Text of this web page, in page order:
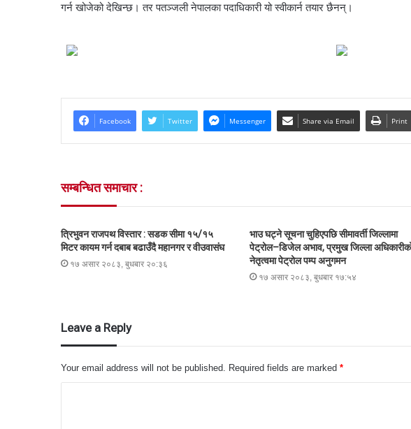
गर्न खोजेको देखिन्छ। तर पतञ्जली नेपालका पदाधिकारी यो स्वीकार्न तयार छैनन्।
Facebook Twitter Messenger Share via Email Print
सम्बन्धित समाचार :
त्रिभुवन राजपथ विस्तार : सडक सीमा १५/१५
मिटर कायम गर्न दबाब बढाउँदै महानगर र वीउवासंघ
१७ असार २०८३, बुधबार २०:३६
भाउ घट्ने सूचना चुहिएपछि सीमावर्ती जिल्लामा
पेट्रोल–डिजेल अभाव, प्रमुख जिल्ला
नेतृत्वमा पेट्रोल पम्प अनुगमन
१७ असार २०८३, बुधबार १७:५४
Leave a Reply
Your email address will not be published. Required fields are marked *